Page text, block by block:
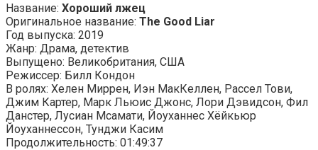
Название: Хороший лжец
Оригинальное название: The Good Liar
Год выпуска: 2019
Жанр: Драма, детектив
Выпущено: Великобритания, США
Режиссер: Билл Кондон
В ролях: Хелен Миррен, Иэн МакКеллен, Рассел Тови,
Джим Картер, Марк Льюис Джонс, Лори Дэвидсон, Фил
Данстер, Лусиан Мсамати, Йоуханнес Хёйкьюр
Йоуханнессон, Тунджи Касим
Продолжительность: 01:49:37